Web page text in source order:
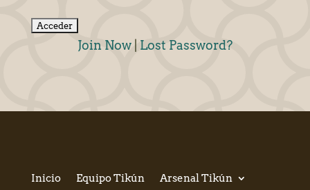
Join Now| Lost Password?
Inicio Equipo Tikún
Arsenal Tikún